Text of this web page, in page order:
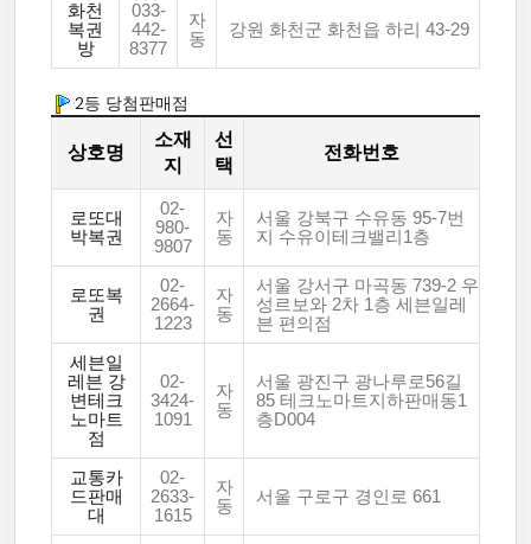
화천
복권
방
033-
442-
8377
자
동
강원 화천군 화천읍 하리 43-29
2등 당첨판매점
상호명
소재
지
선
택
전화번호
로또대
박복권
02-
980-
9807
자
동
서울 강북구 수유동 95-7번
지 수유이테크밸리1층
로또복
권
02-
2664-
1223
자
동
서울 강서구 마곡동 739-2 우
성르보와 2차 1층 세븐일레
븐 편의점
세븐일
레븐 강
변테크
노마트
점
02-
3424-
1091
자
동
서울 광진구 광나루로56길
85 테크노마트지하판매동1
층D004
교통카
드판매
대
02-
2633-
1615
자
동
서울 구로구 경인로 661